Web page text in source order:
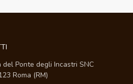
del Ponte degli Incastri SNC
Roma (RM)